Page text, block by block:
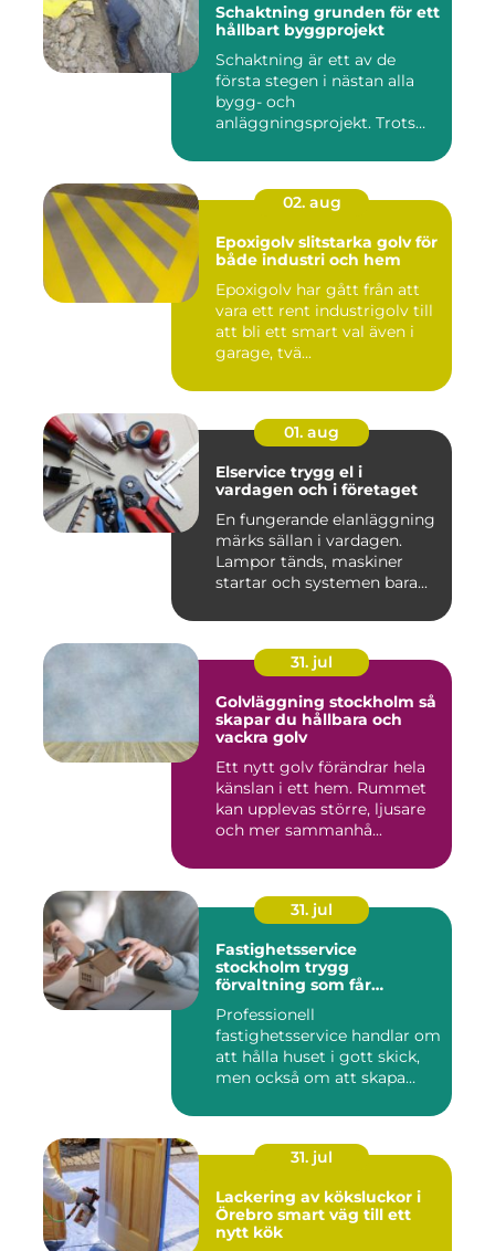
Schaktning grunden för ett
hållbart byggprojekt
Schaktning är ett av de
första stegen i nästan alla
bygg- och
anläggningsprojekt. Trots
02. aug
Epoxigolv slitstarka golv för
både industri och hem
Epoxigolv har gått från att
vara ett rent industrigolv till
att bli ett smart val även i
garage, tvä...
01. aug
Elservice trygg el i
vardagen och i företaget
En fungerande elanläggning
märks sällan i vardagen.
Lampor tänds, maskiner
startar och systemen bara...
31. jul
Golvläggning stockholm så
skapar du hållbara och
vackra golv
Ett nytt golv förändrar hela
känslan i ett hem. Rummet
kan upplevas större, ljusare
och mer sammanhå...
31. jul
Fastighetsservice
stockholm trygg
förvaltning som får
Professionell
fastighetsservice handlar om
att hålla huset i gott skick,
men också om att skapa
31. jul
Lackering av köksluckor i
Örebro smart väg till ett
nytt kök